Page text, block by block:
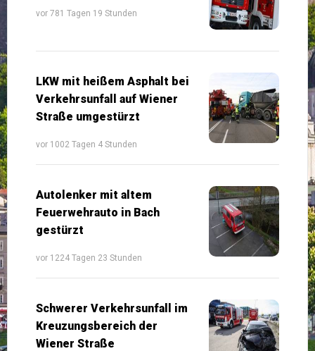
vor 781 Tagen 19 Stunden
LKW mit heißem Asphalt bei
Verkehrsunfall auf Wiener
Straße umgestürzt
vor 1002 Tagen 4 Stunden
Autolenker mit altem
Feuerwehrauto in Bach
gestürzt
vor 1224 Tagen 23 Stunden
Schwerer Verkehrsunfall im
Kreuzungsbereich der
Wiener Straße